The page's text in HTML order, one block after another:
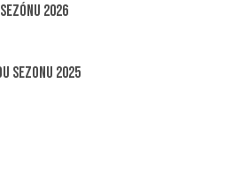
2026
sezonu 2025